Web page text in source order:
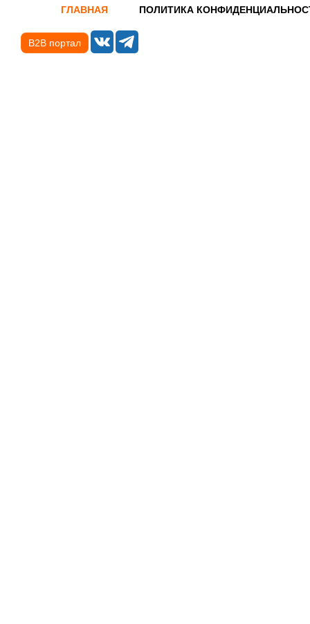
ГЛАВНАЯ ПОЛИТИКА
B2B портал